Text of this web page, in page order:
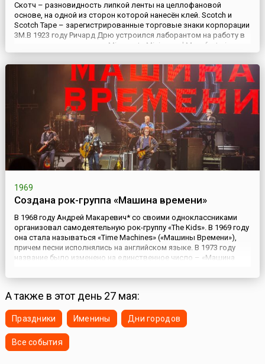
Скотч – разновидность липкой ленты на целлофановой
основе, на одной из сторон которой нанесён клей. Scotch и
Scotch Tape – зарегистрированные торговые знаки корпорации
3M.В 1923 году Ричард Дрю устроился лаборантом на работу в
американскую компанию Minnesota Mining and Manufacturing
(сейчас название этой корпорации 3M), которая занималась
производством наждачной бумаги, вела исследовательскую ...
1969
Создана рок-группа «Машина времени»
В 1968 году Андрей Макаревич* со своими одноклассниками
организовал самодеятельную рок-группу «The Kids». В 1969 году
она стала называться «Time Machines» («Машины Времени»),
причем песни исполнялись на английском языке. В 1973 году
название было изменено на единственное число – «Машина
Молодежи» в Эстонии и получив первый приз, «Маши...
А также в этот день 27 мая:
Праздники Именины Дни городов
Все события